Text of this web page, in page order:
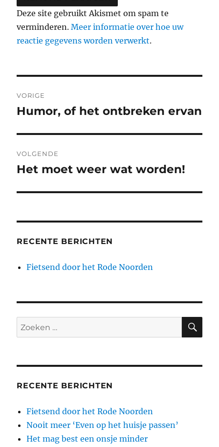
Deze site gebruikt Akismet om spam te
verminderen.Meer informatie over hoe uw
reactie gegevens worden verwerkt.
VORIGE
Vorig
Humor, of het ontbreken ervan
VOLGENDE
Volgend
Het moet weer wat worden!
RECENTE BERICHTEN
Fietsend door het Rode Noorden
Zoeken
naar:
RECENTE BERICHTEN
Fietsend door het Rode Noorden
Nooit meer ‘Even op het huisje passen’
Het mag best een onsje minder